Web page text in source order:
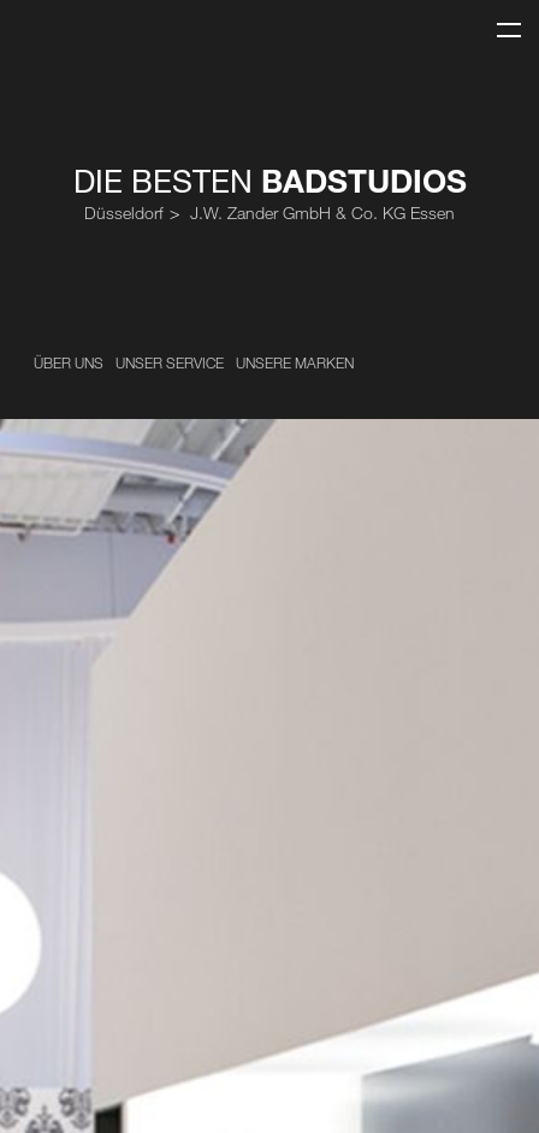
DIE BESTEN BADSTUDIOS
Düsseldorf J.W. Zander GmbH & Co. KG Essen
ÜBER UNS UNSER SERVICE UNSERE MARKEN